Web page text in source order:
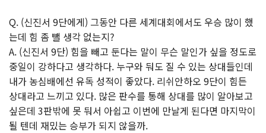
Q. (신진서 9단에게) 그동안 다른 세계대회에서도 우승 많이 했
는데 힘 좀 뺄 생각 없는지?
A. (신진서 9단) 힘을 빼고 둔다는 말이 무슨 말인가 싶을 정도로
중일이 강하다고 생각하다. 누구와 둬도 질 수 있는 상대들인데
내가 농심배에선 유독 성적이 좋았다. 리쉬안하오 9단이 힘든
상대라고 느끼고 있다. 많은 판수를 통해 상대를 많이 알아보고
싶은데 3판밖에 못 둬서 아쉽고 이번에 만날게 된다면 마지막이
될 텐데 재밌는 승부가 되지 않을까.